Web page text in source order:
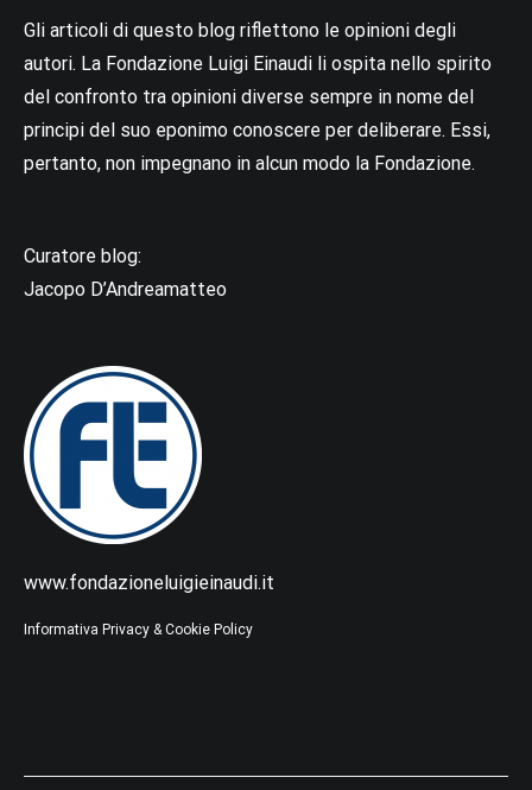
Gli articoli di questo blog riflettono le opinioni degli
autori. La Fondazione Luigi Einaudi li ospita nello spirito
del confronto tra opinioni diverse sempre in nome del
principi del suo eponimo conoscere per deliberare. Essi,
pertanto, non impegnano in alcun modo la Fondazione.
Curatore blog:
Jacopo D’Andreamatteo
www.fondazioneluigieinaudi.it
Informativa Privacy & Cookie Policy